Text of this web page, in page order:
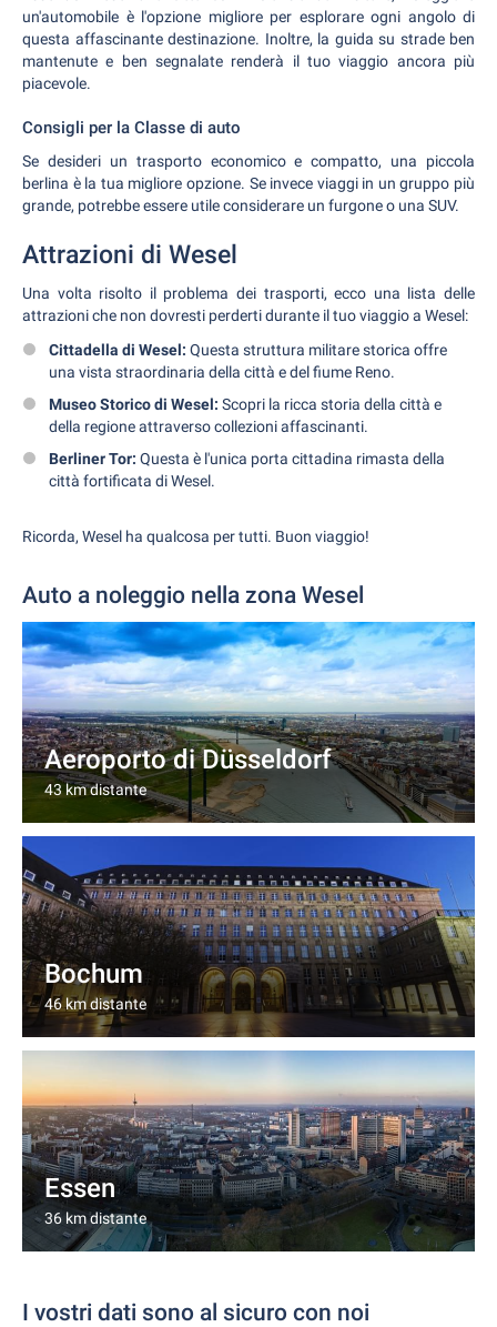
un'automobile è l'opzione migliore per esplorare ogni angolo di
questa affascinante destinazione. Inoltre, la guida su strade ben
mantenute e ben segnalate renderà il tuo viaggio ancora più
piacevole.
Consigli per la Classe di auto
Se desideri un trasporto economico e compatto, una piccola
berlina è la tua migliore opzione. Se invece viaggi in un gruppo più
grande, potrebbe essere utile considerare un furgone o una SUV.
Attrazioni di Wesel
Una volta risolto il problema dei trasporti, ecco una lista delle
attrazioni che non dovresti perderti durante il tuo viaggio a Wesel:
Cittadella di Wesel: Questa struttura militare storica offre
una vista straordinaria della città e del fiume Reno.
Museo Storico di Wesel: Scopri la ricca storia della città e
della regione attraverso collezioni affascinanti.
Berliner Tor: Questa è l'unica porta cittadina rimasta della
città fortificata di Wesel.
Ricorda, Wesel ha qualcosa per tutti. Buon viaggio!
Auto a noleggio nella zona Wesel
Aeroporto di Düsseldorf
43 km distante
Bochum
46 km distante
Essen
36 km distante
I vostri dati sono al sicuro con noi